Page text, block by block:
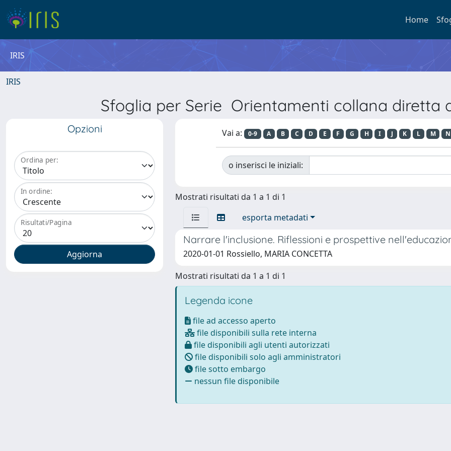
Home
IRIS
IRIS
Sfoglia per Serie Orientamenti collana diretta
Opzioni
Ordina per:
In ordine:
Risultati/Pagina
Vai a: 0-9 A B C D E F G H I J K L M N
o inserisci le iniziali:
Mostrati risultati da 1 a 1 di 1
esporta metadati
Narrare l'inclusione. Riflessioni e prospettive
2020-01-01 Rossiello, MARIA CONCETTA
Mostrati risultati da 1 a 1 di 1
Legenda icone
file ad accesso aperto
file disponibili sulla rete interna
file disponibili agli utenti autorizzati
file disponibili solo agli amministratori
file sotto embargo
nessun file disponibile